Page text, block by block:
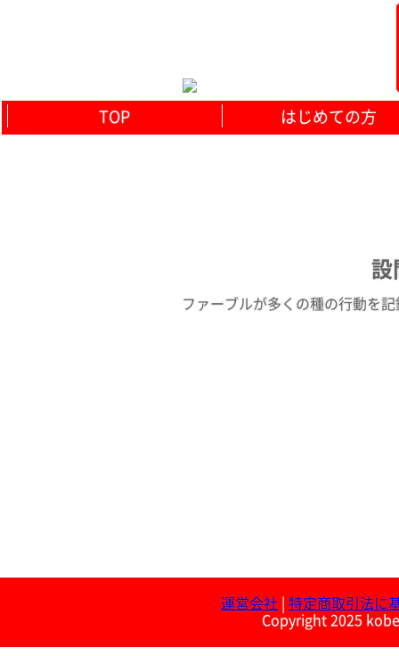
TOP はじめての方
設
ファーブルが多くの種の行動を
運営会社
特定商取引法に
Copyright 2025